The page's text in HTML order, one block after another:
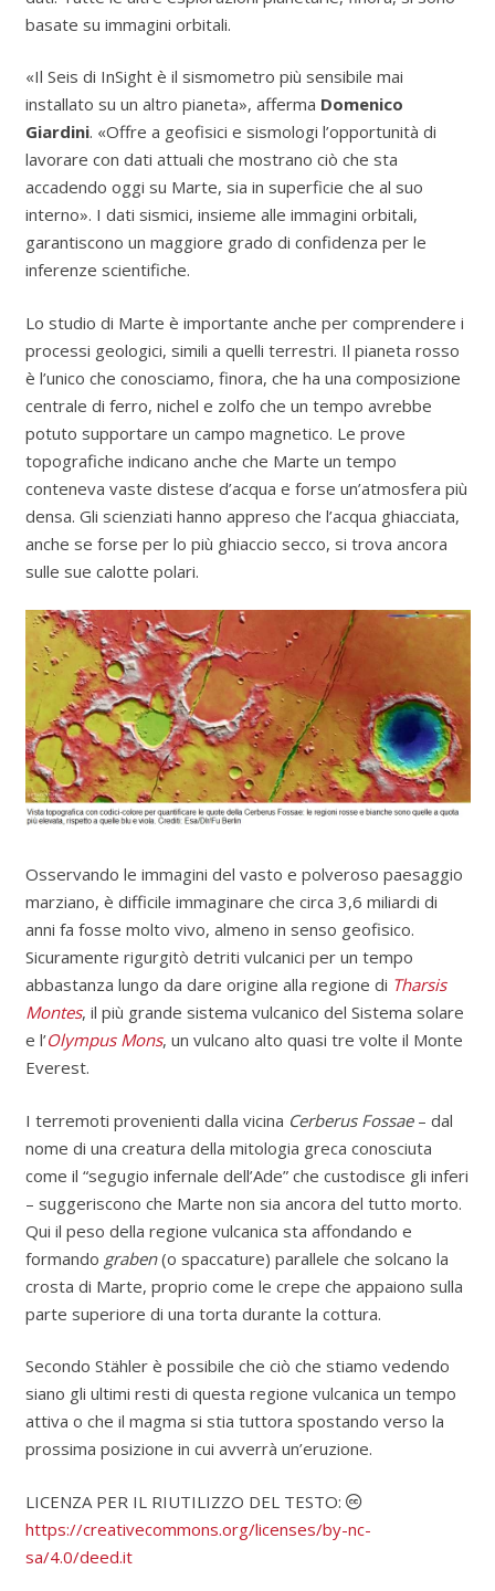
basate su immagini orbitali.
«Il Seis di InSight è il sismometro più sensibile mai
installato su un altro pianeta», afferma Domenico
Giardini. «Offre a geofisici e sismologi l’opportunità di
lavorare con dati attuali che mostrano ciò che sta
accadendo oggi su Marte, sia in superficie che al suo
interno». I dati sismici, insieme alle immagini orbitali,
garantiscono un maggiore grado di confidenza per le
inferenze scientifiche.
Lo studio di Marte è importante anche per comprendere i
processi geologici, simili a quelli terrestri. Il pianeta rosso
è l’unico che conosciamo, finora, che ha una composizione
centrale di ferro, nichel e zolfo che un tempo avrebbe
potuto supportare un campo magnetico. Le prove
topografiche indicano anche che Marte un tempo
conteneva vaste distese d’acqua e forse un’atmosfera più
densa. Gli scienziati hanno appreso che l’acqua ghiacciata,
anche se forse per lo più ghiaccio secco, si trova ancora
sulle sue calotte polari.
Osservando le immagini del vasto e polveroso paesaggio
marziano, è difficile immaginare che circa 3,6 miliardi di
anni fa fosse molto vivo, almeno in senso geofisico.
Sicuramente rigurgitò detriti vulcanici per un tempo
abbastanza lungo da dare origine alla regione di Tharsis
Montes, il più grande sistema vulcanico del Sistema solare
e l’Olympus Mons, un vulcano alto quasi tre volte il Monte
Everest.
I terremoti provenienti dalla vicina Cerberus Fossae– dal
nome di una creatura della mitologia greca conosciuta
come il “segugio infernale dell’Ade” che custodisce gli inferi
– suggeriscono che Marte non sia ancora del tutto morto.
Qui il peso della regione vulcanica sta affondando e
formando graben(o spaccature) parallele che solcano la
crosta di Marte, proprio come le crepe che appaiono sulla
parte superiore di una torta durante la cottura.
Secondo Stähler è possibile che ciò che stiamo vedendo
siano gli ultimi resti di questa regione vulcanica un tempo
attiva o che il magma si stia tuttora spostando verso la
prossima posizione in cui avverrà un’eruzione.
LICENZA PER IL RIUTILIZZO DEL TESTO:
https://creativecommons.org/licenses/by-nc-
sa/4.0/deed.it